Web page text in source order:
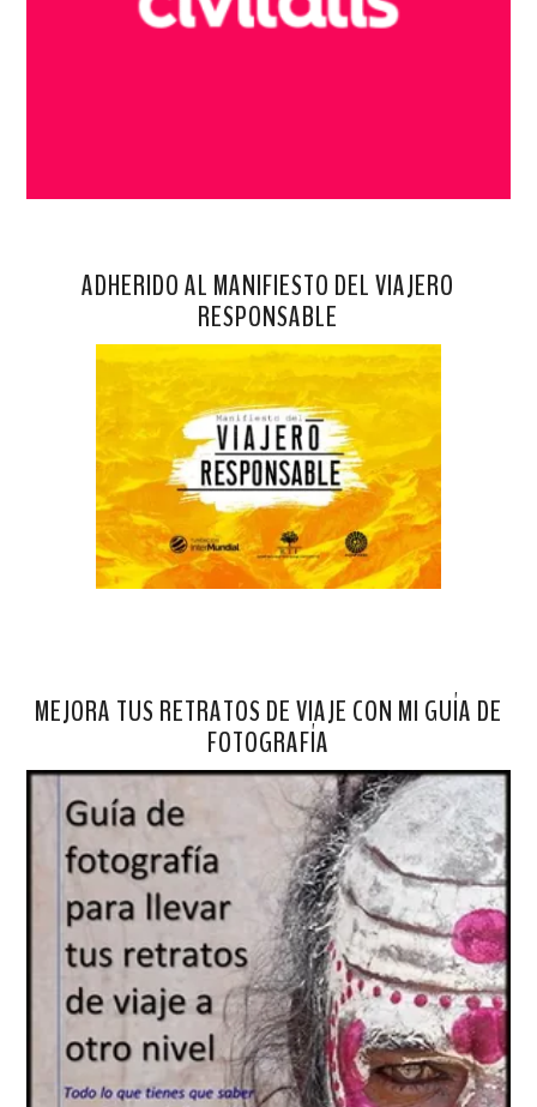
ADHERIDO AL MANIFIESTO DEL VIAJERO
RESPONSABLE
MEJORA TUS RETRATOS DE VIAJE CON MI GUÍA DE
FOTOGRAFÍA